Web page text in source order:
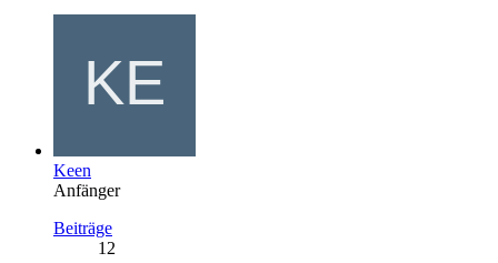
Keen
Anfänger
Beiträge
12